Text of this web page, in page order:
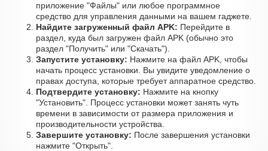
приложение "Файлы" или любое программное
средство для управления данными на вашем гаджете.
Найдите загруженный файл APK: Перейдите в
раздел, куда был загружен файл APK (обычно это
раздел "Получить" или "Скачать").
Запустите установку: Нажмите на файл APK, чтобы
начать процесс установки. Вы увидите уведомление о
правах доступа, которые требует аппаратное средство.
Подтвердите установку: Нажмите на кнопку
"Установить". Процесс установки может занять чуть
времени в зависимости от размера приложения и
производительности устройства.
Завершите установку: После завершения установки
нажмите "Открыть".